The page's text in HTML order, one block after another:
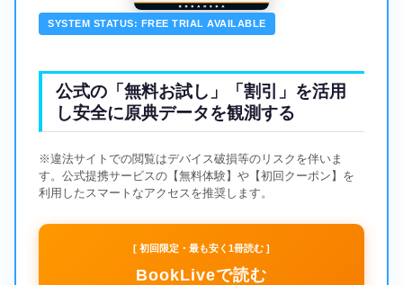
SYSTEM STATUS: FREE TRIAL AVAILABLE
公式の「無料お試し」「割引」を活用
し安全に原典データを観測する
※違法サイトでの閲覧はデバイス破損等のリスクを伴いま
す。公式提携サービスの【無料体験】や【初回クーポン】を
利用したスマートなアクセスを推奨します。
[ 初回限定・最も安く1冊読む ]
BookLiveで読む